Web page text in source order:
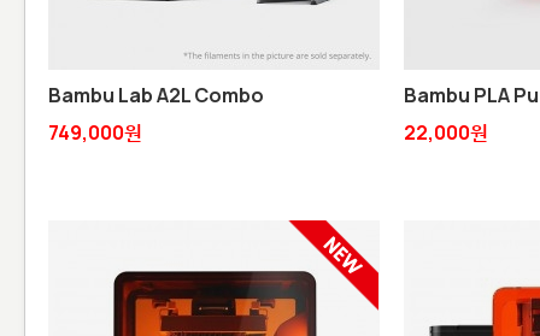
Bambu Lab A2L Combo
749,000원
Bambu PLA
22,000원